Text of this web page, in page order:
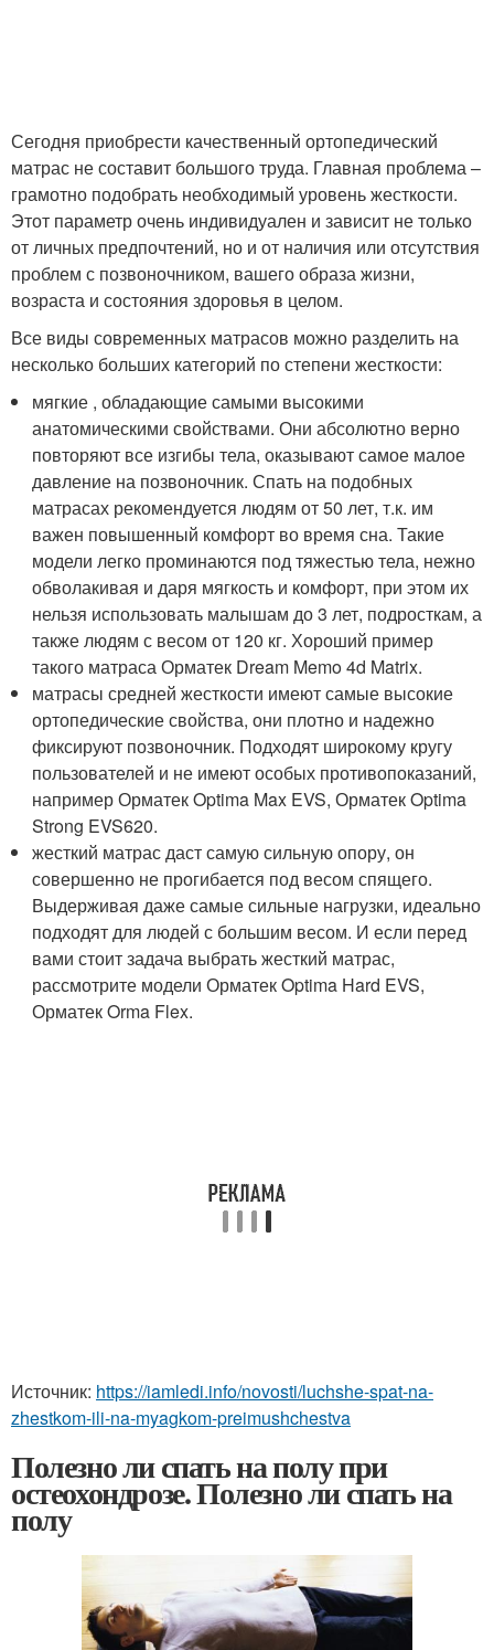
Сегодня приобрести качественный ортопедический
матрас не составит большого труда. Главная проблема –
грамотно подобрать необходимый уровень жесткости.
Этот параметр очень индивидуален и зависит не только
от личных предпочтений, но и от наличия или отсутствия
проблем с позвоночником, вашего образа жизни,
возраста и состояния здоровья в целом.
Все виды современных матрасов можно разделить на
несколько больших категорий по степени жесткости:
мягкие , обладающие самыми высокими
анатомическими свойствами. Они абсолютно верно
повторяют все изгибы тела, оказывают самое малое
давление на позвоночник. Спать на подобных
матрасах рекомендуется людям от 50 лет, т.к. им
важен повышенный комфорт во время сна. Такие
модели легко проминаются под тяжестью тела, нежно
обволакивая и даря мягкость и комфорт, при этом их
нельзя использовать малышам до 3 лет, подросткам, а
также людям с весом от 120 кг. Хороший пример
такого матраса Орматек Dream Memo 4d Matrix.
матрасы средней жесткости имеют самые высокие
ортопедические свойства, они плотно и надежно
фиксируют позвоночник. Подходят широкому кругу
пользователей и не имеют особых противопоказаний,
например Орматек Optima Max EVS, Орматек Optima
Strong EVS620.
жесткий матрас даст самую сильную опору, он
совершенно не прогибается под весом спящего.
Выдерживая даже самые сильные нагрузки, идеально
подходят для людей с большим весом. И если перед
вами стоит задача выбрать жесткий матрас,
рассмотрите модели Орматек Optima Hard EVS,
Орматек Orma Flex.
Источник: https://iamledi.info/novosti/luchshe-spat-na-
zhestkom-ili-na-myagkom-preimushchestva
Полезно ли спать на полу при
остеохондрозе. Полезно ли спать на
полу